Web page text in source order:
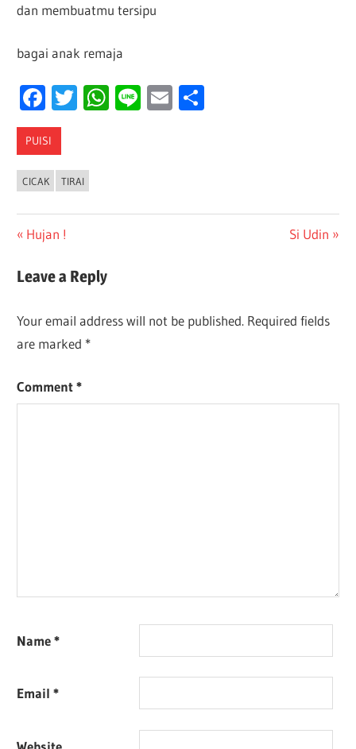
dan membuatmu tersipu
bagai anak remaja
Facebook
Twitter
WhatsApp
LineEmail
PUISI
CICAK TIRAI
Post
navigation
Previous
Hujan !
Next
Si Udin
Leave a Reply
Your email address will not be published. Required fields
are marked *
Comment*
Name*
Email*